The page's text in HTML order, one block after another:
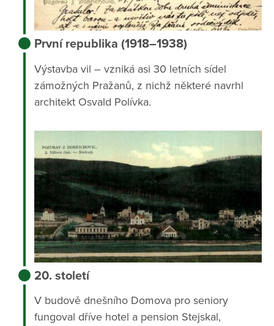
První republika (1918–1938)
Výstavba vil – vzniká asi 30 letních sídel
zámožných Pražanů, z nichž některé navrhl
architekt Osvald Polívka.
20. století
V budově dnešního Domova pro seniory
fungoval dříve hotel a pension Stejskal,